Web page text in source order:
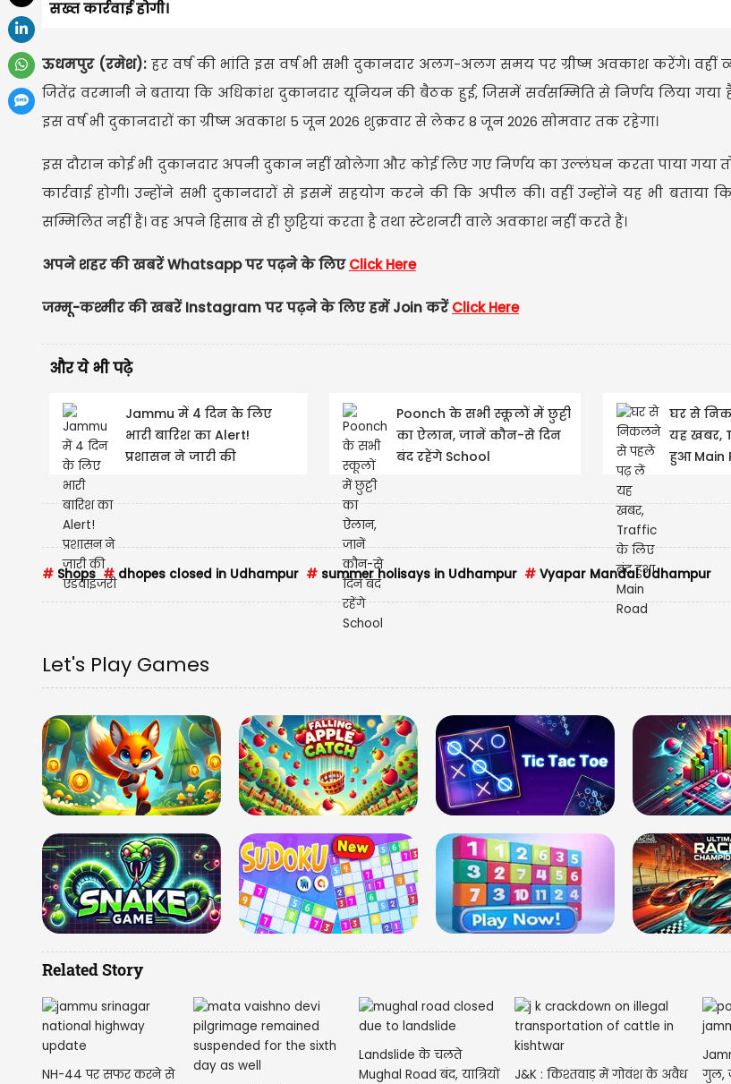
सख्त कार्रवाई होगी।
ऊधमपुर (रमेश): हर वर्ष की भांति इस वर्ष भी सभी दुकानदार अलग-अलग समय पर ग्रीष्म अवकाश करेंगे। वहीं
जितेंद्र वरमानी ने बताया कि अधिकांश दुकानदार यूनियन की बैठक हुई, जिसमें सर्वसम्मिति से निर्णय लिया गया
इस वर्ष भी दुकानदारों का ग्रीष्म अवकाश 5 जून 2026 शुक्रवार से लेकर 8 जून 2026 सोमवार तक रहेगा।
इस दौरान कोई भी दुकानदार अपनी दुकान नहीं खोलेगा और कोई लिए गए निर्णय का उल्लंघन करता पाया
कार्रवाई होगी। उन्होंने सभी दुकानदारों से इसमें सहयोग करने की कि अपील की। वहीं उन्होंने यह भी बताया
सम्मिलित नहीं हैं। वह अपने हिसाब से ही छुट्टियां करता है तथा स्टेशनरी वाले अवकाश नहीं करते हैं।
अपने शहर की खबरें Whatsapp पर पढ़ने के लिएClick Here
जम्मू-कश्मीर की खबरें Instagram पर पढ़ने के लिए हमें Join करेंClick Here
और ये भी पढ़े
Jammu में 4 दिन के लिए
भारी बारिश का Alert!
प्रशासन ने जारी की
Poonch के सभी स्कूलों में छुट्टी
का ऐलान, जानें कौन-से दिन
बंद रहेंगे School
घर से
यह खबर,
हुआ Main
# Shops #dhopes closed in Udhampur # summer holisays in Udhampur # Vyapar Mandal Udhampur
Let's Play Games
Related Story
NH-44 पर सफर करने से
Landslide के चलते
Mughal Road बंद, यात्रियों
J&K : किश्तवाड़ में गोवंश के अवैध
गुल,